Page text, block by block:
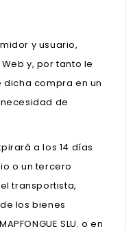
y usuario,
y, por tanto le
compra en un
de
a los 14 días
o un tercero
transportista,
los bienes
SLU. o en